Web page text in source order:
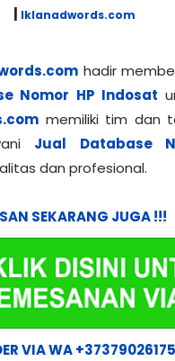
| Iklanadwords.com
hadir
Nomor HP Indosat
memiliki tim dan
Jual Database
dan profesional.
SEKARANG JUGA !!!
VIA WA +37379026175